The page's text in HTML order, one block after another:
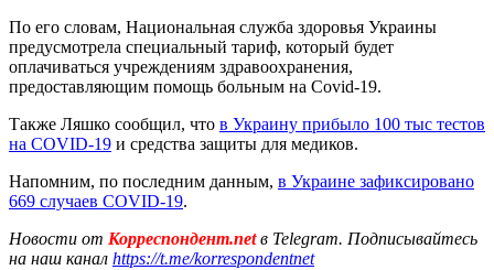
По его словам, Национальная служба здоровья Украины
предусмотрела специальный тариф, который будет
оплачиваться учреждениям здравоохранения,
предоставляющим помощь больным на Covid-19.
Также Ляшко сообщил, что в Украину прибыло 100 тыс тестов
на COVID-19 и средства защиты для медиков.
Напомним, по последним данным, в Украине зафиксировано
669 случаев COVID-19.
Новости от Корреспондент.netв Telegram. Подписывайтесь
на наш канал https://t.me/korrespondentnet